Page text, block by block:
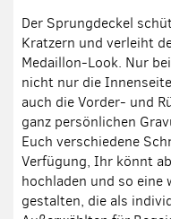
Der Sprungdeckel
Kratzern und verleiht
Medaillon-Look. Nur
nicht nur die
auch die Vorder- und
ganz persönlichen
Euch verschiedene
Verfügung, Ihr könnt
hochladen und so
gestalten, die als